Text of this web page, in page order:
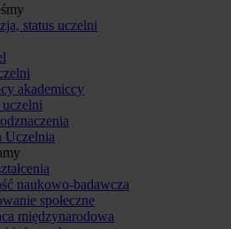
status uczelni
akademiccy
Uczelnia
naukowo-badawcza
społeczne
międzynarodowa